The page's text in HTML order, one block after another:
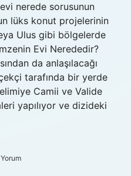
nerede sorusunun
lüks konut projelerinin
Ulus gibi bölgelerde
Evi Nerededir?
da anlaşılacağı
tarafında bir yerde
Camii ve Valide
yapılıyor ve dizideki